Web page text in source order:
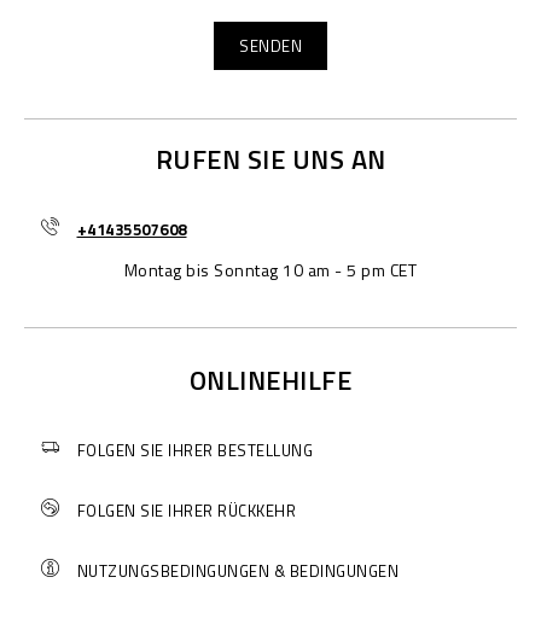
RUFEN SIE UNS AN
+41435507608
Montag bis Sonntag 10 am - 5 pm CET
ONLINEHILFE
FOLGEN SIE IHRER BESTELLUNG
FOLGEN SIE IHRER RÜCKKEHR
NUTZUNGSBEDINGUNGEN & BEDINGUNGEN